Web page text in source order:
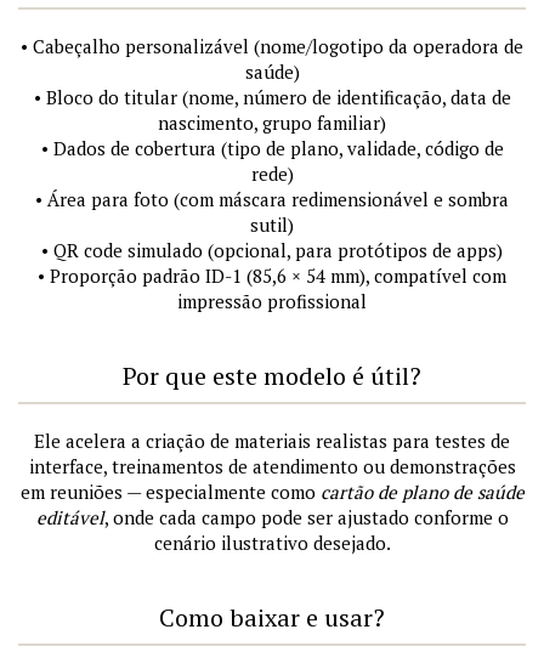
• Cabeçalho personalizável (nome/logotipo da operadora de
saúde)
• Bloco do titular (nome, número de identificação, data de
nascimento, grupo familiar)
• Dados de cobertura (tipo de plano, validade, código de
rede)
• Área para foto (com máscara redimensionável e sombra
sutil)
• QR code simulado (opcional, para protótipos de apps)
• Proporção padrão ID-1 (85,6 × 54 mm), compatível com
impressão profissional
Por que este modelo é útil?
Ele acelera a criação de materiais realistas para testes de
interface, treinamentos de atendimento ou demonstrações
em reuniões — especialmente como cartão de plano de saúde
editável, onde cada campo pode ser ajustado conforme o
cenário ilustrativo desejado.
Como baixar e usar?